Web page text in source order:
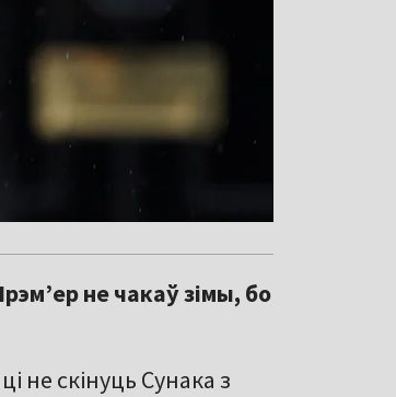
не чакаў зімы, бо
не скінуць Сунака з